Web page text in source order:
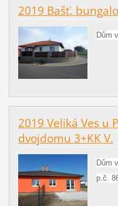
2019 Bašť,
Dům
2019 Veliká Ves u
dvojdomu 3+KK V.
Dům
p.č.